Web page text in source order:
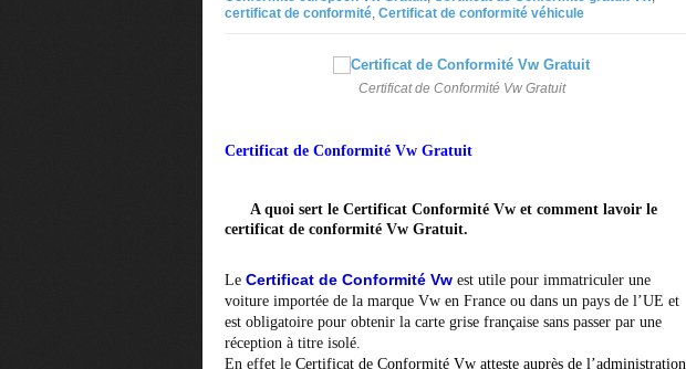
certificat de conformité Certificat de conformité véhicule
Certificat de Conformité Vw Gratuit
Certificat de Conformité Vw Gratuit
A quoi sert le Certificat Conformité Vw et comment lavoir le
certificat de conformité Vw Gratuit.
Le Certificat de Conformité Vw est utile pour immatriculer une
voiture importée de la marque Vw en France ou dans un pays de l’UE et
est obligatoire pour obtenir la carte grise française sans passer par une
réception à titre isolé.
En effet le Certificat de Conformité Vw atteste auprès de l’administration